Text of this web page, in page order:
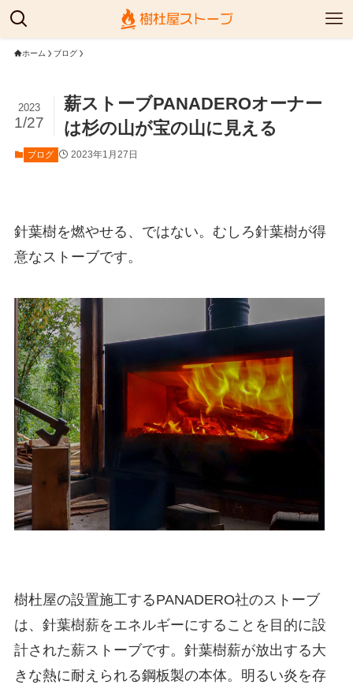
ホーム ブログ
薪ストーブPANADEROオーナー
は杉の山が宝の山に見える
2023
1/27
ブログ 2023年1月27日
針葉樹を燃やせる、ではない。むしろ針葉樹が得
意なストーブです。
樹杜屋の設置施工するPANADERO社のストーブ
は、針葉樹薪をエネルギーにすることを目的に設
計された薪ストーブです。針葉樹薪が放出する大
きな熱に耐えられる鋼板製の本体。明るい炎を存